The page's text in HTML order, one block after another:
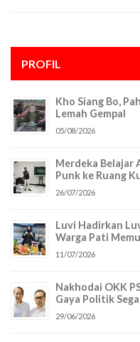
PROFIL
Kho Siang Bo,
Lemah Gempal
05/08/2026
Merdeka Belajar
Punk ke Ruang
26/07/2026
Luvi Hadirkan
Warga Pati
11/07/2026
Nakhodai OKK
Gaya Politik
29/06/2026